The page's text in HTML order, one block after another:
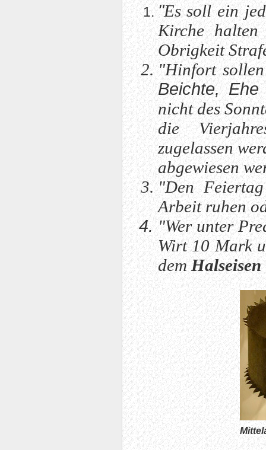
"Es soll ein
Kirche
Obrigkeit
"Hinfort
Beichte, Ehe
nicht des
die
zugelassen
abgewiesen
"Den
Arbeit ruhen
"Wer unter
Wirt 10 Mark
demHalseisen